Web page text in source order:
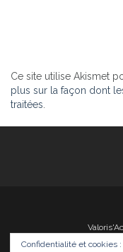
Ce site utilise Akismet
plus sur la façon dont
traitées
Confidentialité et cookies